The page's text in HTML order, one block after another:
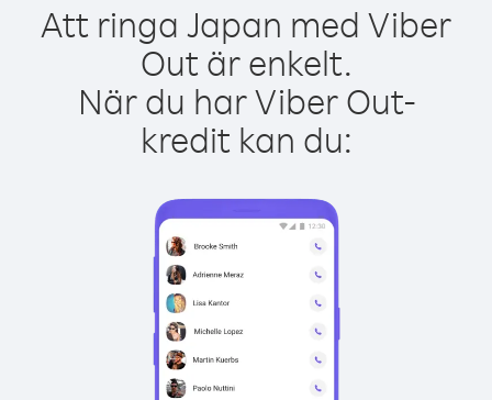
Att ringa Japan med Viber
Out är enkelt.
När du har Viber Out-
kredit kan du: